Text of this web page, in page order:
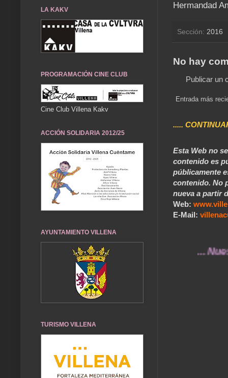
Hermandad
Sección: 2016
No hay
Publicar un
Entrada más
.....
Esta Web no
contenido es
públicamente
contenido. No
nueva a partir
Web:
E-Mail:
... Nuestros
LA KAKV
PROGRAMACIÓN CINE CLUB
Cine Club Villena Kakv
ACCIÓN SOLIDARIA 2012/25
AYUNTAMIENTO VILLENA
TURISMO VILLENA